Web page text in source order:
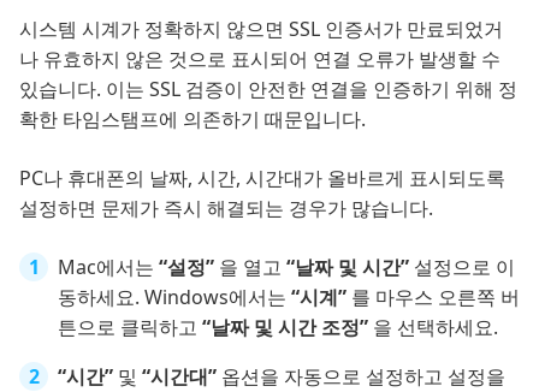
시스템 시계가 정확하지 않으면 SSL 인증서가 만료되었거
나 유효하지 않은 것으로 표시되어 연결 오류가 발생할 수
있습니다. 이는 SSL 검증이 안전한 연결을 인증하기 위해 정
확한 타임스탬프에 의존하기 때문입니다.
PC나 휴대폰의 날짜, 시간, 시간대가 올바르게 표시되도록
설정하면 문제가 즉시 해결되는 경우가 많습니다.
Mac에서는 “설정” 을 열고 “날짜 및 시간” 설정으로 이
동하세요. Windows에서는 “시계” 를 마우스 오른쪽 버
튼으로 클릭하고 “날짜 및 시간 조정” 을 선택하세요.
“시간” 및 “시간대” 옵션을 자동으로 설정하고 설정을